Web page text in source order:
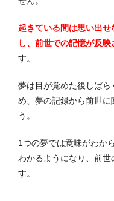
起きている間は思い出
し、前世での記憶が反
す。
夢は目が覚めた後しば
め、夢の記録から前世に
う。
1つの夢では意味がわか
わかるようになり、前
す。